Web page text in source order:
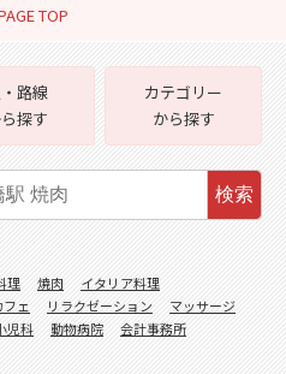
TOP
路線
探す
カテゴリー
から探す
検索
理 焼肉
イタリア料理
ェ リラクゼーション
マッサージ
児科 動物病院
会計事務所